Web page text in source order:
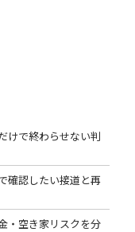
けで終わらせない判
確認したい接道と再
・空き家リスクを分